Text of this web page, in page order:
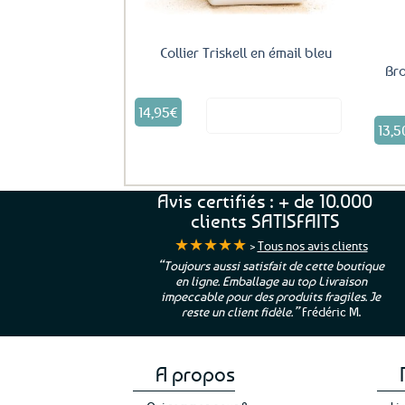
Collier Triskell en émail bleu
14,95€
Avis certifiés : + de 10.000
clients SATISFAITS
★★★★★ >Tous nos avis clients
“Toujours aussi satisfait de cette boutique
en ligne. Emballage au top Livraison
impeccable pour des produits fragiles. Je
reste un client fidèle.”Frédéric M.
A propos